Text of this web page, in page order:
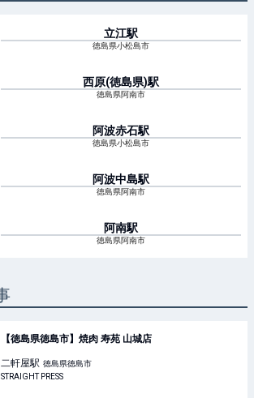
立江駅
徳島県小松島市
西原(徳島県)駅
徳島県阿南市
阿波赤石駅
徳島県小松島市
阿波中島駅
徳島県阿南市
阿南駅
徳島県阿南市
【徳島県徳島市】焼肉 寿苑 山城店
二軒屋駅 徳島県徳島市
STRAIGHT PRESS